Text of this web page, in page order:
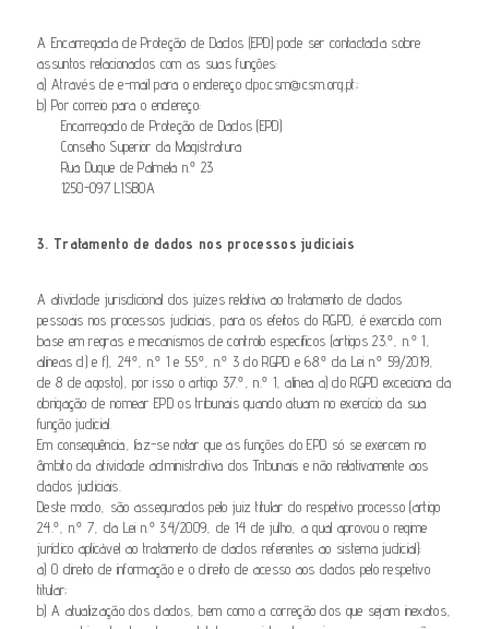
A Encarregada de Proteção de Dados (EPD) pode ser contactada sobre
assuntos relacionados com as suas funções:
a) Através de e-mail para o endereço dpo.csm@csm.org.pt;
b) Por correio para o endereço:
Encarregado de Proteção de Dados (EPD)
Conselho Superior da Magistratura
Rua Duque de Palmela n.º 23
1250-097 LISBOA
3. Tratamento de dados nos processos judiciais
A atividade jurisdicional dos juízes relativa ao tratamento de dados
pessoais nos processos judiciais, para os efeitos do RGPD, é exercida com
base em regras e mecanismos de controlo específicos (artigos 23.º, n.º 1,
alíneas d) e f), 24º, n.º 1 e 55º, n.º 3 do RGPD e 68.º da Lei n.º 59/2019,
de 8 de agosto), por isso o artigo 37.º, n.º 1, alínea a) do RGPD exceciona da
obrigação de nomear EPD os tribunais quando atuam no exercício da sua
função judicial.
Em consequência, faz-se notar que as funções do EPD só se exercem no
âmbito da atividade administrativa dos Tribunais e não relativamente aos
dados judiciais.
Deste modo, são assegurados pelo juiz titular do respetivo processo (artigo
24.º, n.º 7, da Lei n.º 34/2009, de 14 de julho, a qual aprovou o regime
jurídico aplicável ao tratamento de dados referentes ao sistema judicial):
a) O direito de informação e o direito de acesso aos dados pelo respetivo
titular;
b) A atualização dos dados, bem como a correção dos que sejam inexatos,